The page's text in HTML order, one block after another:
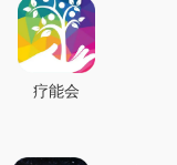
疗能会